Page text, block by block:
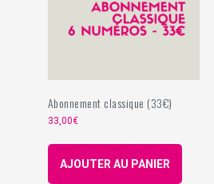
Abonnement classique (33€)
33,00€
AJOUTER AU PANIER